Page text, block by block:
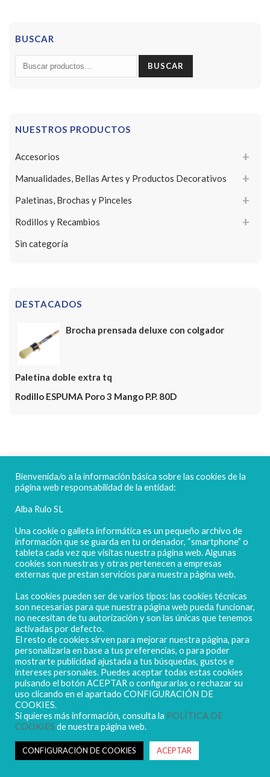
BUSCAR
Buscar
por:
BUSCAR
NUESTROS PRODUCTOS
Accesorios
Manualidades, Bellas Artes y Productos Decorativos
Paletinas, Brochas y Pinceles
Rodillos y Recambios
Sin categoría
DESTACADOS
Brocha prensada deluxe con colgador
Paletina doble extra tq
Rodillo ESPUMA Poro 3 Mango P.P. 80D
FELICES FIESTAS
POLIGONO CAMPORROSO P-D, Nº4
02520 - CHINCHILLA DE MONTEARAGÓN
(ALBACETE) Spain
Tel. + 34 967 218 812 - info@abr.com.es
Copyright ALBARULO © 2020 | Todos los derechos reservados
Bienvenida/o a la información básica sobre las cookies de la
página web responsabilidad de la entidad:
Alba Rulo SL
Una cookie o galleta informática es un pequeño archivo de
información que se guarda en tu ordenador, “smartphone” o
tableta cada vez que visitas nuestra página web. Algunas
cookies son nuestras y otras pertenecen a empresas
externas que prestan servicios para nuestra página web.
Las cookies pueden ser de varios tipos: las cookies técnicas
son necesarias para que nuestra página web pueda funcionar,
no necesitan de tu autorización y son las únicas que tenemos
activadas por defecto.
El resto de cookies sirven para mejorar nuestra página, para
personalizarla en base a tus preferencias, o para poder
mostrarte publicidad ajustada a tus búsquedas, gustos e
intereses personales. Puedes aceptar todas estas cookies
pulsando el botón ACEPTAR o configurarlas o rechazar su
uso clicando en el apartado CONFIGURACIÓN DE
COOKIES.
Si quieres más información, consulta la POLÍTICA DE
COOKIES de nuestra página web.
CONFIGURACIÓN DE COOKIES ACEPTAR